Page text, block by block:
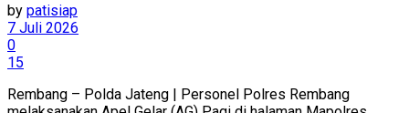
by patisiap
7 Juli 2026
0
15
Rembang – Polda Jateng | Personel Polres Rembang